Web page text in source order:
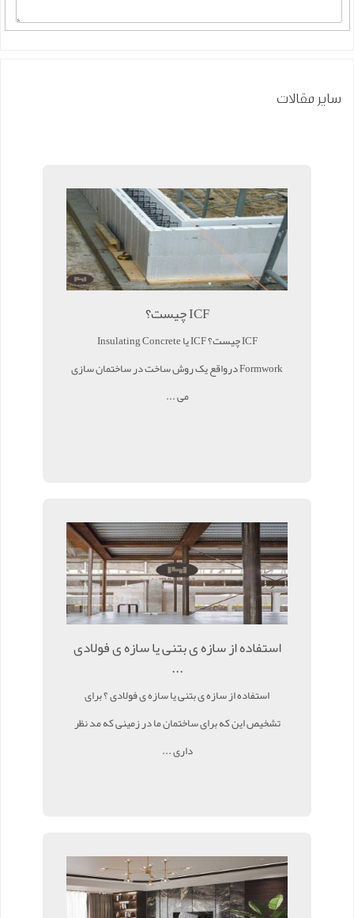
سایر مقالات
ICF چیست؟
ICF چیست؟ ICF یا Insulating Concrete
Formwork درواقع یک روش ساخت در ساختمان سازی
می ...
استفاده از سازه ی بتنی یا سازه ی فولادی
...
استفاده از سازه ی بتنی یا سازه ی فولادی ؟ برای
تشخیص این که برای ساختمان ما در زمینی که مد نظر
داری ...